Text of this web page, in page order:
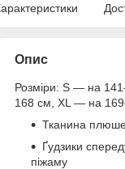
Опис
Розміри: S — на
168 см, XL — на
Тканина
Ґудзики
піжаму